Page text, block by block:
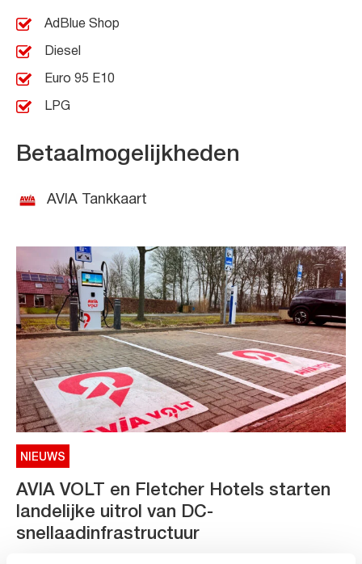
AdBlue Shop
Diesel
Euro 95 E10
LPG
Betaalmogelijkheden
AVIA Tankkaart
NIEUWS
AVIA VOLT en Fletcher Hotels starten
landelijke uitrol van DC-
snellaadinfrastructuur